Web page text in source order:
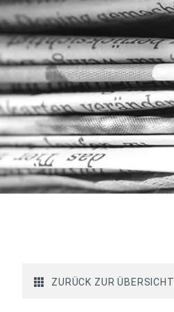
ZURÜCK ZUR ÜBERSICHT